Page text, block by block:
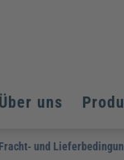
Über uns
Fracht- und